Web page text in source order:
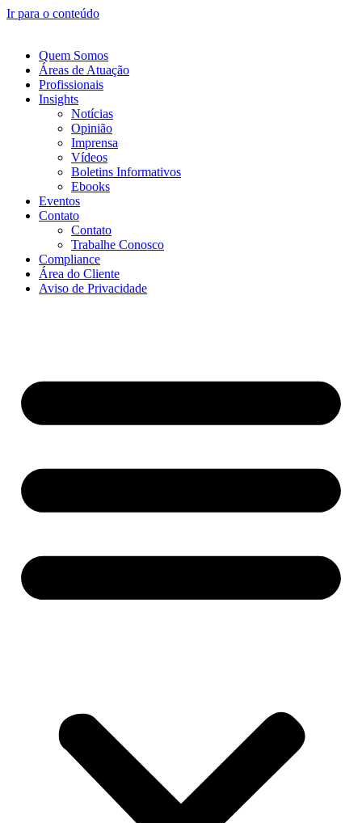
Ir para o conteúdo
Quem Somos
Áreas de Atuação
Profissionais
Insights
Notícias
Opinião
Imprensa
Vídeos
Boletins Informativos
Ebooks
Eventos
Contato
Contato
Trabalhe Conosco
Compliance
Área do Cliente
Aviso de Privacidade